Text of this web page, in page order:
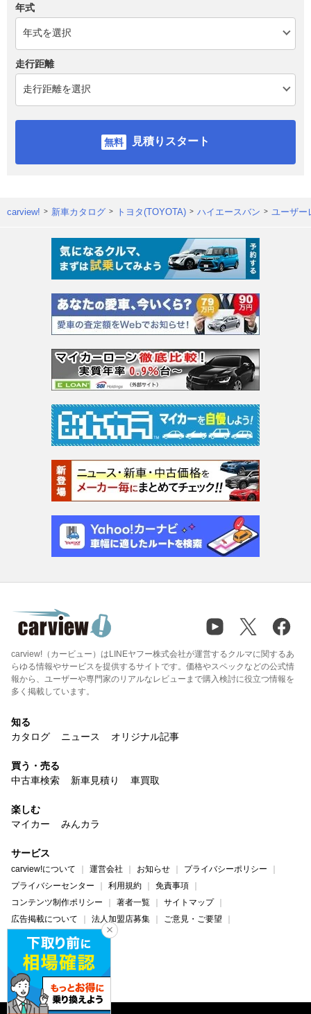
年式
走行距離
見積りスタート
carview! 新車カタログ トヨタ(TOYOTA) ハイエースバン ユーザー
carview!（カービュー）はLINEヤフー株式会社が運営するクルマに関するあ
らゆる情報やサービスを提供するサイトです。価格やスペックなどの公式情
報から、ユーザーや専門家のリアルなレビューまで購入検討に役立つ情報を
多く掲載しています。
知る
カタログ
ニュース オリジナル記事
買う・売る
中古車検索
新車見積り 車買取
楽しむ
マイカー
みんカラ
サービス
carview!について 運営会社 お知らせ
プライバシーポリシー
プライバシーセンター
利用規約
免責事項
コンテンツ制作ポリシー
著者一覧
サイトマップ
広告掲載について
法人加盟店募集
ご意見・ご要望
ヘルプ・お問い合わせ
carview! Yahoo! JAPAN